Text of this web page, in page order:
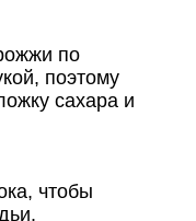
по
поэтому
сахара и
чтобы